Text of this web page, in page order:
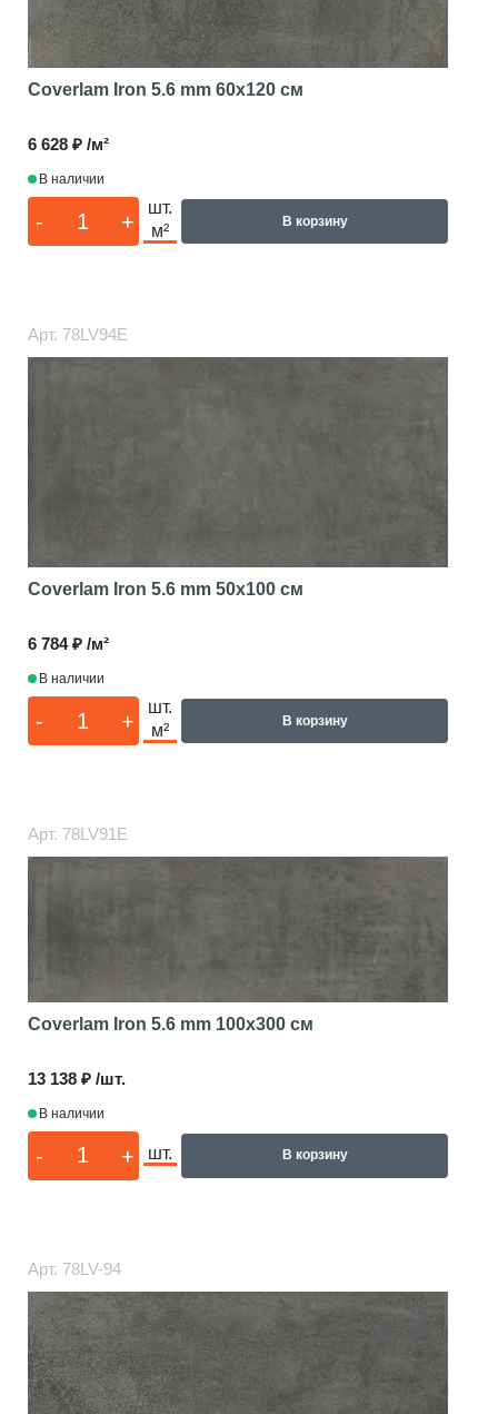
Coverlam Iron 5.6 mm 60x120 см
6 628 ₽ /м²
В наличии
- +
шт.
м²
В корзину
Арт. 78LV94E
Coverlam Iron 5.6 mm 50x100 см
6 784 ₽ /м²
В наличии
- +
шт.
м²
В корзину
Арт. 78LV91E
Coverlam Iron 5.6 mm 100x300 см
13 138 ₽ /шт.
В наличии
- + шт. В корзину
Арт. 78LV-94